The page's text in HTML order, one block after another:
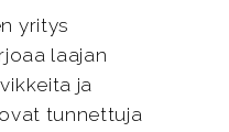
yritys
laajan
ja
tunnettuja